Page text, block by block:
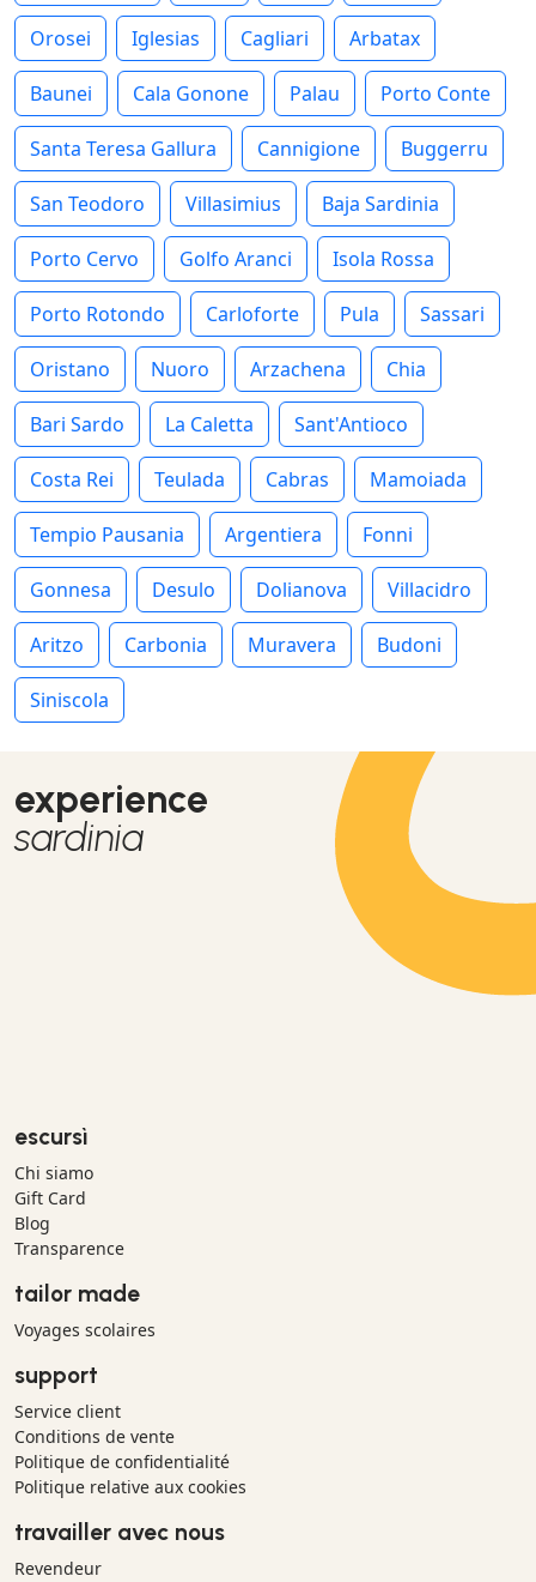
Orosei Iglesias Cagliari Arbatax
Baunei Cala Gonone Palau Porto Conte
Santa Teresa Gallura Cannigione Buggerru
San Teodoro Villasimius Baja Sardinia
Porto Cervo Golfo Aranci Isola Rossa
Porto Rotondo Carloforte Pula Sassari
Oristano Nuoro Arzachena Chia
Bari Sardo La Caletta Sant'Antioco
Costa Rei Teulada Cabras Mamoiada
Tempio Pausania Argentiera Fonni
Gonnesa Desulo Dolianova Villacidro
Aritzo Carbonia Muravera Budoni
Siniscola
experience
sardinia
escursì
Chi siamo
Gift Card
Blog
Transparence
tailor made
Voyages scolaires
support
Service client
Conditions de vente
Politique de confidentialité
Politique relative aux cookies
travailler avec nous
Revendeur